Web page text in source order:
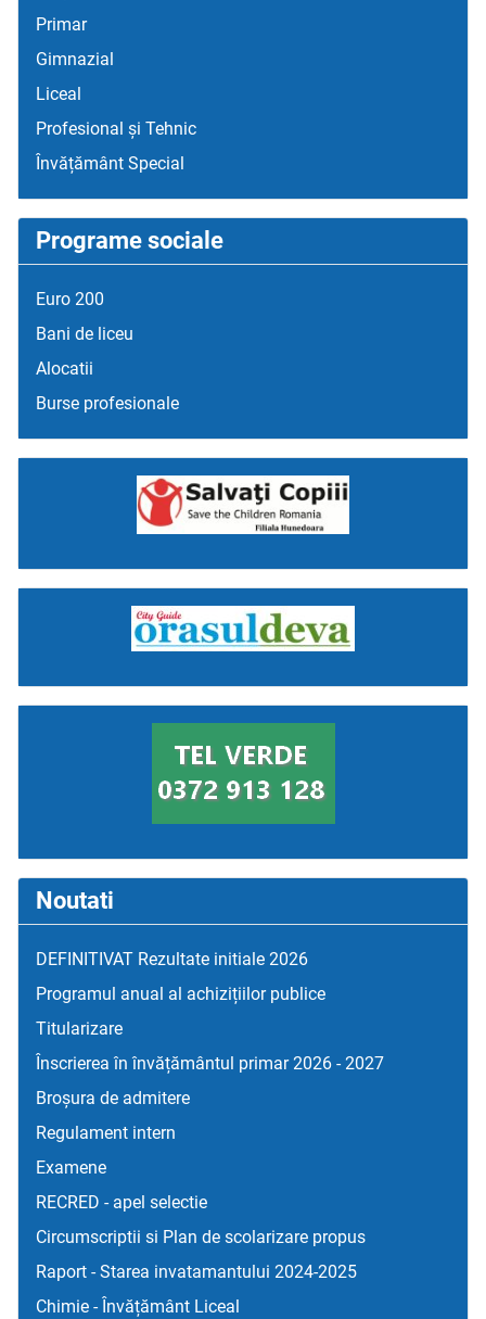
Primar
Gimnazial
Liceal
Profesional și Tehnic
Învățământ Special
Programe sociale
Euro 200
Bani de liceu
Alocatii
Burse profesionale
Noutati
DEFINITIVAT Rezultate initiale 2026
Programul anual al achizițiilor publice
Titularizare
Înscrierea în învățământul primar 2026 - 2027
Broșura de admitere
Regulament intern
Examene
RECRED - apel selectie
Circumscriptii si Plan de scolarizare propus
Raport - Starea invatamantului 2024-2025
Chimie - Învățământ Liceal